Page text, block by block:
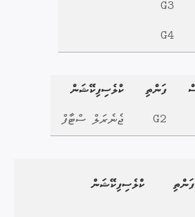
G3
G4
ފަންތި ކްލެސިފިކޭޝަން
G2 ޖެނެރަލް ސްޓާފް
ފަންތި ކްލެސިފިކޭޝަން